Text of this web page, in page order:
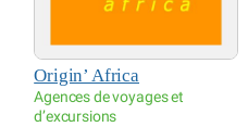
Origin’ Africa
Agences de voyages et
d’excursions